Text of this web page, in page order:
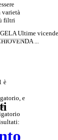
varietà
filtri
è
, e
è
Ultime
...